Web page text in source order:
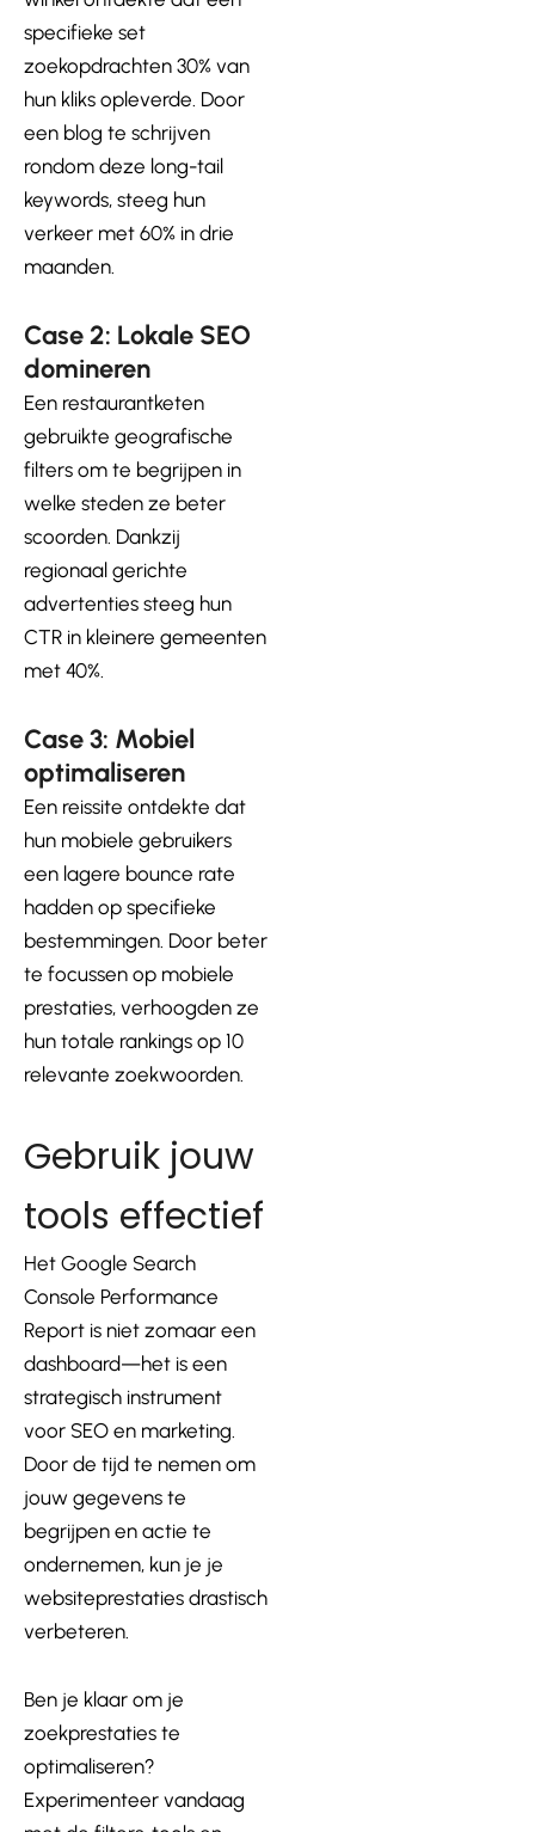
specifieke set
zoekopdrachten 30% van
hun kliks opleverde. Door
een blog te schrijven
rondom deze long-tail
keywords, steeg hun
verkeer met 60% in drie
maanden.
Case 2: Lokale SEO
domineren
Een restaurantketen
gebruikte geografische
filters om te begrijpen in
welke steden ze beter
scoorden. Dankzij
regionaal gerichte
advertenties steeg hun
CTR in kleinere gemeenten
met 40%.
Case 3: Mobiel
optimaliseren
Een reissite ontdekte dat
hun mobiele gebruikers
een lagere bounce rate
hadden op specifieke
bestemmingen. Door beter
te focussen op mobiele
prestaties, verhoogden ze
hun totale rankings op 10
relevante zoekwoorden.
Gebruik jouw
tools effectief
Het Google Search
Console Performance
Report is niet zomaar een
dashboard—het is een
strategisch instrument
voor SEO en marketing.
Door de tijd te nemen om
jouw gegevens te
begrijpen en actie te
ondernemen, kun je je
websiteprestaties drastisch
verbeteren.
Ben je klaar om je
zoekprestaties te
optimaliseren?
Experimenteer vandaag